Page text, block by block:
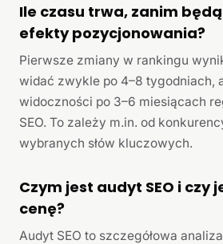
Ile czasu trwa, zanim
efekty pozycjonowania?
Pierwsze zmiany w rankingu
widać zwykle po 4–8 tygodniach,
widoczności po 3–6 miesiącach
SEO. To zależy m.in. od
wybranych słów kluczowych.
Czym jest audyt SEO i czy
cenę?
Audyt SEO to szczegółowa